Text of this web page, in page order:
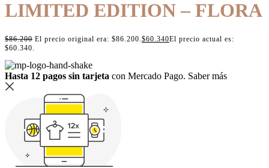
LIMITED EDITION – FLORA
$86.200 El precio original era: $86.200.$60.340El precio actual es:
$60.340.
Hasta 12 pagos sin tarjeta con Mercado Pago. Saber más